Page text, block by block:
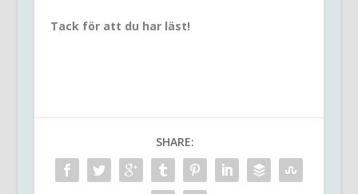
Tack för att du har läst!
SHARE: